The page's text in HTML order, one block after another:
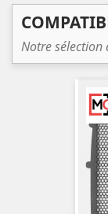
Notre sélection